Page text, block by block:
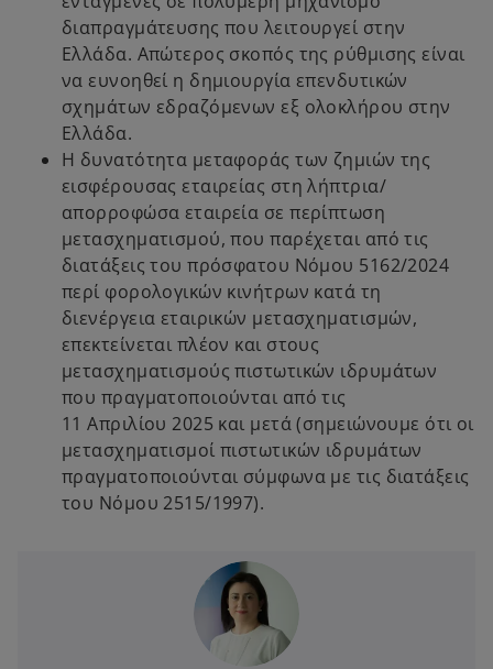
διαπραγμάτευσης που λειτουργεί στην
Ελλάδα. Απώτερος σκοπός της ρύθμισης είναι
να ευνοηθεί η δημιουργία επενδυτικών
σχημάτων εδραζόμενων εξ ολοκλήρου στην
Ελλάδα.
H δυνατότητα μεταφοράς των ζημιών της
εισφέρουσας εταιρείας στη λήπτρια/
απορροφώσα εταιρεία σε περίπτωση
μετασχηματισμού, που παρέχεται από τις
διατάξεις του πρόσφατου Νόμου 5162/2024
περί φορολογικών κινήτρων κατά τη
διενέργεια εταιρικών μετασχηματισμών,
επεκτείνεται πλέον και στους
μετασχηματισμούς πιστωτικών ιδρυμάτων
που πραγματοποιούνται από τις
11 Απριλίου 2025 και μετά (σημειώνουμε ότι οι
μετασχηματισμοί πιστωτικών ιδρυμάτων
πραγματοποιούνται σύμφωνα με τις διατάξεις
του Νόμου 2515/1997).